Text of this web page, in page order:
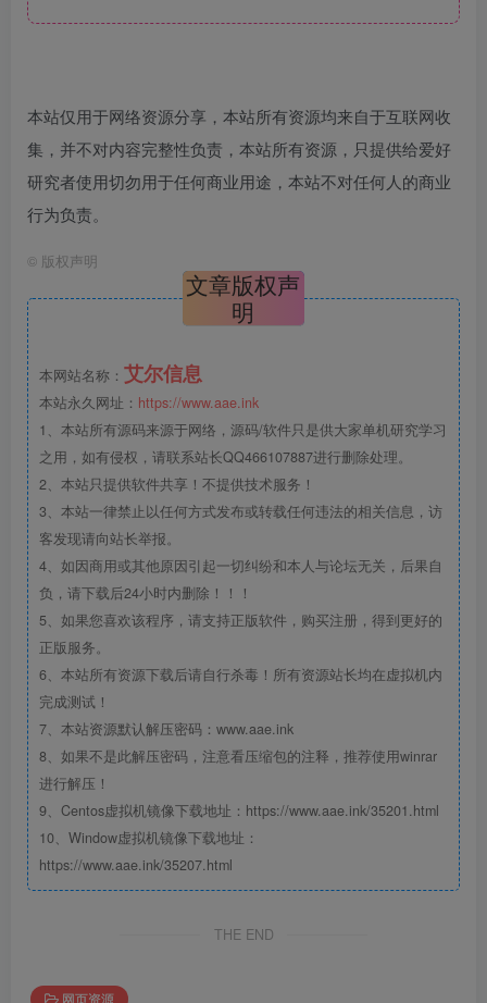
本站仅用于网络资源分享，本站所有资源均来自于互联网收
集，并不对内容完整性负责，本站所有资源，只提供给爱好
研究者使用切勿用于任何商业用途，本站不对任何人的商业
行为负责。
© 版权声明
文章版权声
明
本网站名称： 艾尔信息
本站永久网址： https://www.aae.ink
1、本站所有源码来源于网络，源码/软件只是供大家单机研究学习
之用，如有侵权，请联系站长QQ466107887进行删除处理。
2、本站只提供软件共享！不提供技术服务！
3、本站一律禁止以任何方式发布或转载任何违法的相关信息，访
客发现请向站长举报。
4、如因商用或其他原因引起一切纠纷和本人与论坛无关，后果自
负，请下载后24小时内删除！！！
5、如果您喜欢该程序，请支持正版软件，购买注册，得到更好的
正版服务。
6、本站所有资源下载后请自行杀毒！所有资源站长均在虚拟机内
完成测试！
7、本站资源默认解压密码：www.aae.ink
8、如果不是此解压密码，注意看压缩包的注释，推荐使用winrar
进行解压！
9、Centos虚拟机镜像下载地址：https://www.aae.ink/35201.html
10、Window虚拟机镜像下载地址：
https://www.aae.ink/35207.html
THE END
网页资源